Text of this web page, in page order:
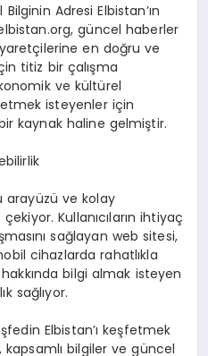
Bilginin Adresi Elbistan’ın
güncel haberler
en doğru ve
titiz bir çalışma
ve kültürel
isteyenler için
kaynak haline gelmiştir.
arayüzü ve kolay
Kullanıcıların ihtiyaç
sağlayan web sitesi,
cihazlarda rahatlıkla
bilgi almak isteyen
sağlıyor.
Elbistan’ı keşfetmek
bilgiler ve güncel